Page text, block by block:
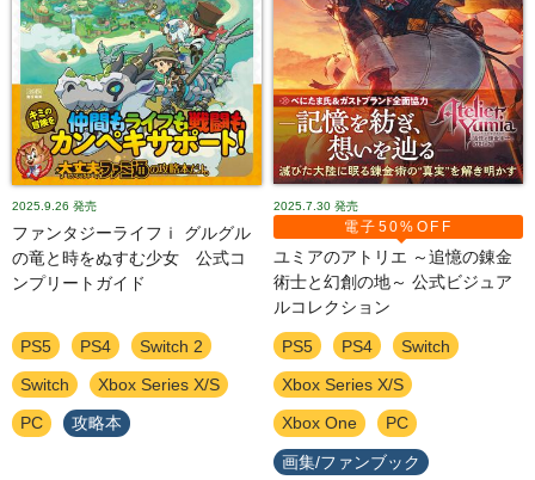
2025.9.26 発売
ファンタジーライフｉ グルグル
の竜と時をぬすむ少女 公式コ
ンプリートガイド
PS5 PS4 Switch 2
Switch Xbox Series X/S
PC 攻略本
2025.7.30 発売
電子50%OFF
ユミアのアトリエ ～追憶の錬金
術士と幻創の地～ 公式ビジュア
ルコレクション
PS5 PS4 Switch
Xbox Series X/S
Xbox One PC
画集/ファンブック